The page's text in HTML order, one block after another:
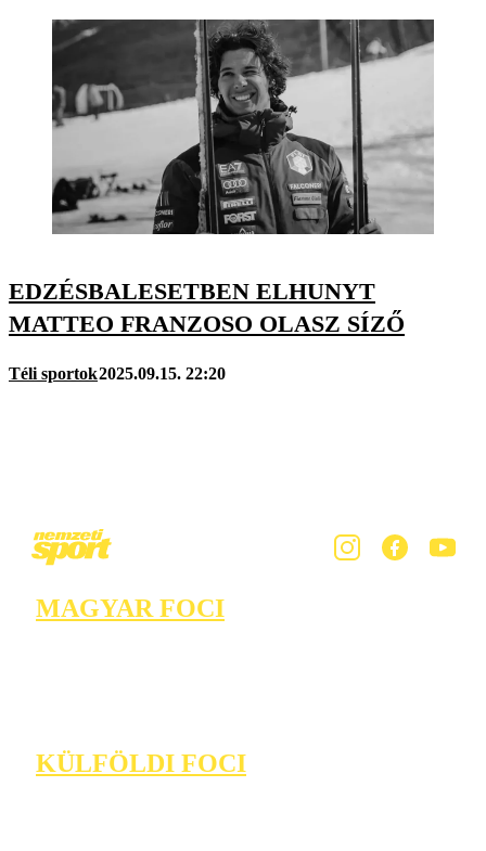
EDZÉSBALESETBEN ELHUNYT
MATTEO FRANZOSO OLASZ SÍZŐ
Téli sportok2025.09.15. 22:20
MAGYAR FOCI
KÜLFÖLDI FOCI